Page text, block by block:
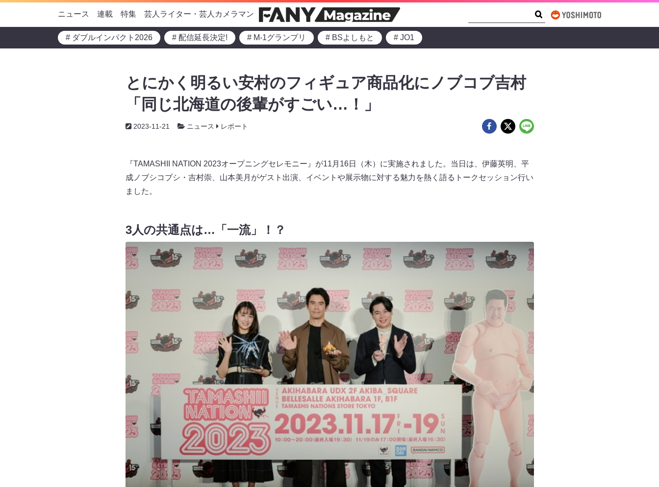
ニュース 連載 特集 芸人ライター・芸人カメラマン
# ダブルインパクト2026 # 配信延長決定! # M-1グランプリ # BSよしもと # JO1
とにかく明るい安村のフィギュア商品化にノブコブ吉村
「同じ北海道の後輩がすごい…！」
2023-11-21 ニュース レポート
『TAMASHII NATION 2023オープニングセレモニー』が11月16日（木）に実施されました。当日は、伊藤英明、平
成ノブシコブシ・吉村崇、山本美月がゲスト出演、イベントや展示物に対する魅力を熱く語るトークセッション行い
ました。
3人の共通点は…「一流」！？